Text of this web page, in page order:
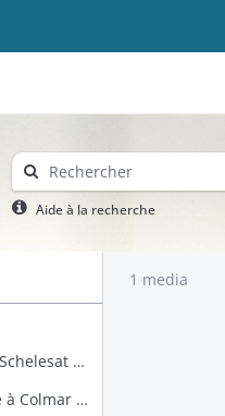
Aide à la recherche
Jean Rewbel, député des districts de Colmar et Schelesat à l'Assemblée nationale en 1789. Portrait
Jean Rewbel, membre du Directoire exécutif, né à Colmar en 1746. Portrait
1 media